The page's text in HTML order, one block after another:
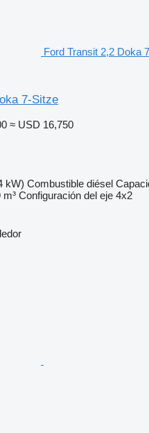
Ford Transit 2,2 Doka
7-Sitze
≈ USD 16,750
kW) Combustible diésel
m³ Configuración del eje 4x2